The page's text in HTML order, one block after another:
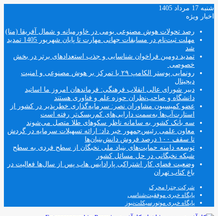
شنبه 17 مرداد 1405
اخبار ویژه
رصد تحولات هوش مصنوعی بومی در خاورمیانه و شمال آفریقا (منا)
مهلت ثبت‌نام در مسابقات جهانی مهارت تا پایان شهریور 1405 تمدید
شد
تمدید دومین فراخوان شناسایی و جذب استعدادهای برتر در بخش
خصوصی
رونمایی پوستر الکامپ ۲۹ با تمرکز بر هوش مصنوعی و امنیت
دیجیتال
دبیر شورای عالی انقلاب فرهنگی: فرماندهان امروز ما اساتید
دانشگاه و صاحب‌نظران حوزه علم و فناوری هستند
عضو کمیسیون مشاوران نصر: سرمایه‌گذاری خطرپذیر در کشور از
استارت‌آپ‌ها به‌سمت دارایی‌های کم‌ریسک‌تر رفته است
سه بانک کشور به سامانه ناظر سکوهای طلا متصل می‌شوند
معاون علمی رئیس‌جمهور خبر داد: ارائه تسهیلات سرمایه در گردش
تا سقف ۱۰۰ درصد فروش دانش‌بنیان‌ها
توسعه دامنه حمایت‌های بنیاد ملی نخبگان از سطح فردی به سطح
شبکه نخبگانی در حل مسائل کشور
وضعیت فضای کار اشتراکی پارادایس هاب پس از سال‌ها فعالیت در
باغ کتاب تهران
شرکت چترا محرک
پایگاه خبری موفقیت‌شناسی
پایگاه خبری موتورسیکلت‌نیوز